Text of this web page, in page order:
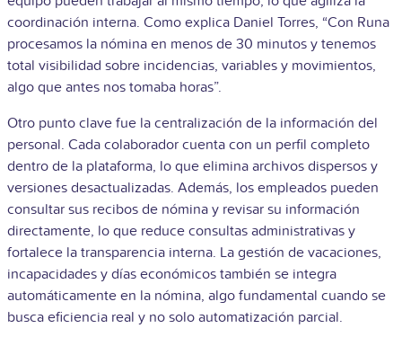
coordinación interna. Como explica Daniel Torres, “Con Runa
procesamos la nómina en menos de 30 minutos y tenemos
total visibilidad sobre incidencias, variables y movimientos,
algo que antes nos tomaba horas”.
Otro punto clave fue la centralización de la información del
personal. Cada colaborador cuenta con un perfil completo
dentro de la plataforma, lo que elimina archivos dispersos y
versiones desactualizadas. Además, los empleados pueden
consultar sus recibos de nómina y revisar su información
directamente, lo que reduce consultas administrativas y
fortalece la transparencia interna. La gestión de vacaciones,
incapacidades y días económicos también se integra
automáticamente en la nómina, algo fundamental cuando se
busca eficiencia real y no solo automatización parcial.